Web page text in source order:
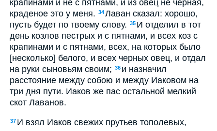
крапинами и не с пятнами, и из овец не черная,
краденое это у меня. 34Лаван сказал: хорошо,
пусть будет по твоему слову. 35 И отделил в тот
день козлов пестрых и с пятнами, и всех коз с
крапинами и с пятнами, всех, на которых было
[несколько] белого, и всех черных овец, и отдал
на руки сыновьям своим; 36 и назначил
расстояние между собою и между Иаковом на
три дня пути. Иаков же пас остальной мелкий
скот Лаванов.
37 И взял Иаков свежих прутьев тополевых,